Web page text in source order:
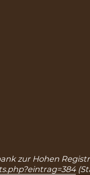
zur Hohen